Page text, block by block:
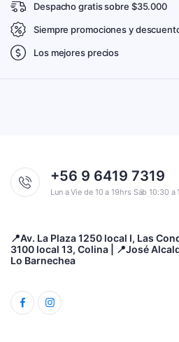
Despacho gratis sobre $35.000
Siempre promociones y
Los mejores precios
+56 9 6419 7319
Lun a Vie de 10 a 19hrs Sáb 10:30 a
📍Av. La Plaza 1250 local I, Las
3100 local 13, Colina | 📍José
Lo Barnechea